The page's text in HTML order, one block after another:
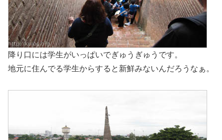
降り口には学生がいっぱいでぎゅうぎゅうです。
地元に住んでる学生からすると新鮮みないんだろうなぁ。